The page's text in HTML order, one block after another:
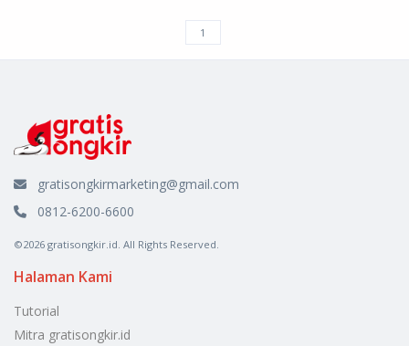
gratisongkirmarketing@gmail.com
0812-6200-6600
©2026 gratisongkir.id. All Rights Reserved.
Halaman Kami
Tutorial
Mitra gratisongkir.id